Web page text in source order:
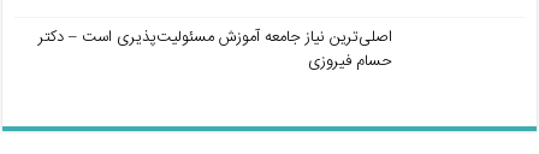
اصلی‌ترین نیاز جامعه آموزش مسئولیت‌پذیری است – دکتر
حسام فیروزی